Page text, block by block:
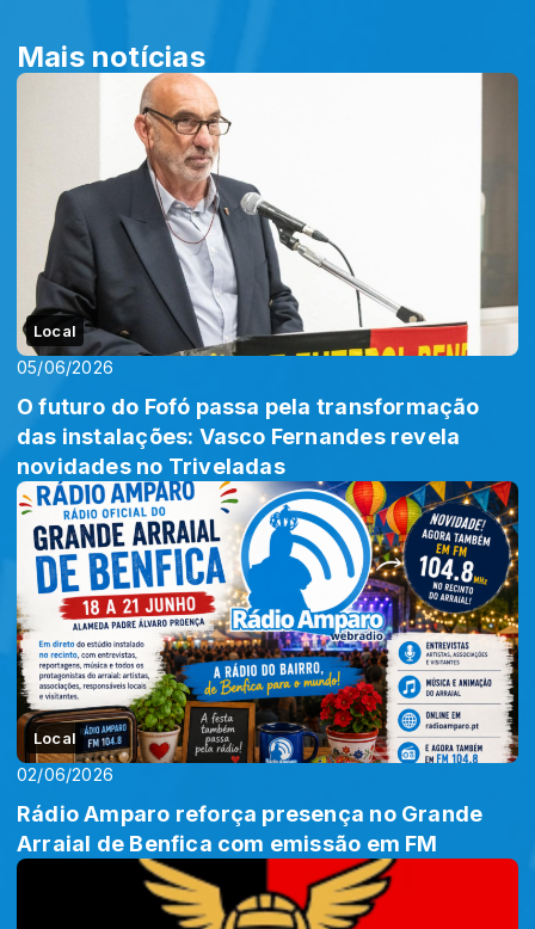
Mais notícias
Local
05/06/2026
O futuro do Fofó passa pela transformação
das instalações: Vasco Fernandes revela
novidades no Triveladas
Local
02/06/2026
Rádio Amparo reforça presença no Grande
Arraial de Benfica com emissão em FM